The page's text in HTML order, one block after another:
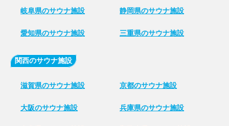
岐阜県のサウナ施設 静岡県のサウナ施設
愛知県のサウナ施設 三重県のサウナ施設
関西のサウナ施設
滋賀県のサウナ施設 京都のサウナ施設
大阪のサウナ施設 兵庫県のサウナ施設